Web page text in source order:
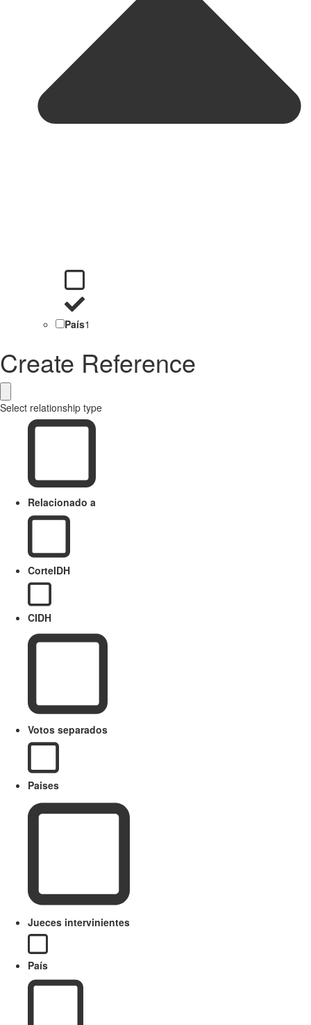
País1
Create Reference
Select relationship type
Relacionado a
CorteIDH
CIDH
Votos separados
Paises
Jueces intervinientes
País